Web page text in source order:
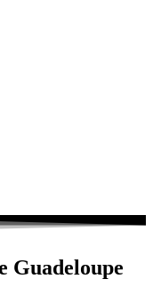
Guadeloupe